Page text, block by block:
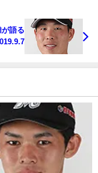
語る